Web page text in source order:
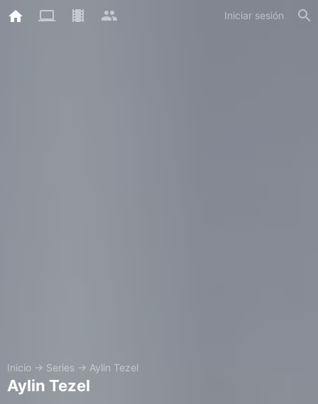
Iniciar sesión
Inicio → Series → Aylin Tezel
Aylin Tezel